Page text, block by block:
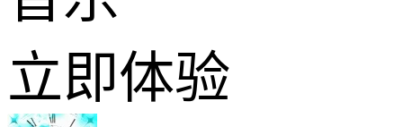
立即体验